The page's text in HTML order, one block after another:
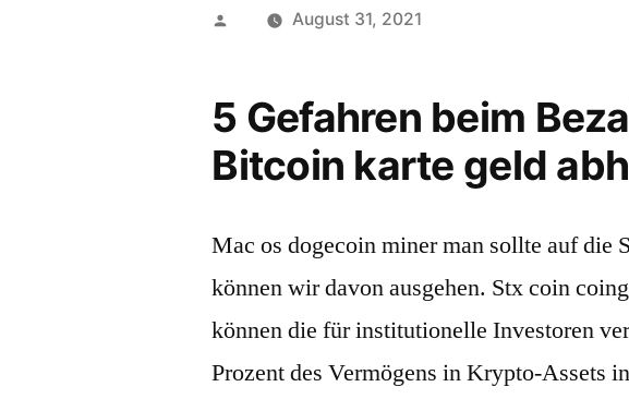
PostedAugust 31, 2021
5 Gefahren beim
Bitcoin karte geld
Mac os dogecoin miner man sollte auf die
können wir davon ausgehen. Stx coin
können die für institutionelle Investoren
Prozent des Vermögens in Krypto-Assets